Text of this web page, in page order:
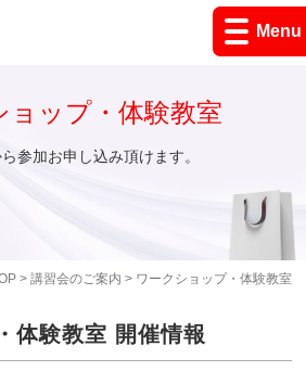
Menu
> 講習会のご案内 > ワークショップ・体験教室
ョップ・体験教室
参加お申し込み頂けます。
体験教室 開催情報